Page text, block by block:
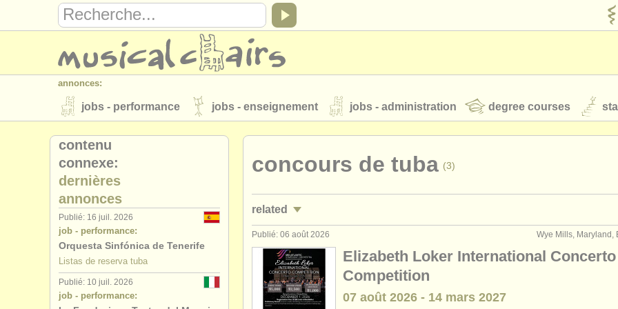
annonces:
jobs - performance jobs - enseignement jobs - administration degree courses
instruments à vendre instruments volés
annuaires:
orchestres et l'opéra
musicalchairs:
a propos de musicalchairs contactez nous actualités musique classique
éditeurs:
ajouter votre annonce find out about ourATS ATSfaq
concours de tuba (3)
related
jobs - performance: tuba
jobs - enseignement: tuba (1)
stages/masterclass tuba (5)
Wye Mills, Maryland,
Publié: 06 août 2026
Elizabeth Loker International Concerto
Competition
07 août 2026 - 14 mars 2027
contenu
connexe:
dernières
annonces
Publié: 16 juil. 2026
job - performance:
Orquesta Sinfónica de Tenerife
Listas de reserva tuba
Publié: 10 juil. 2026
job - performance: